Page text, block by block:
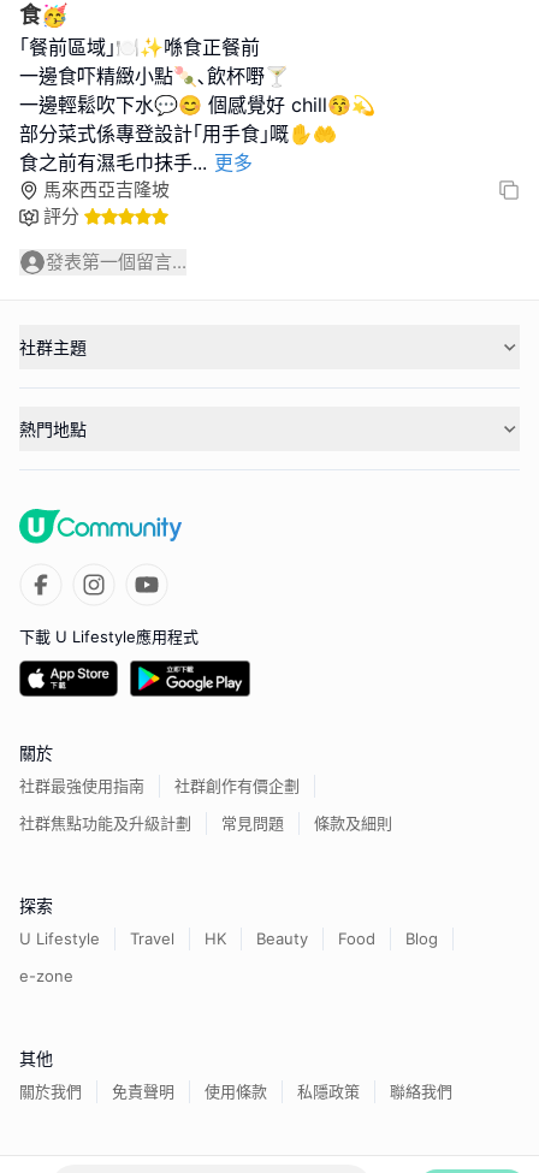
食🥳
｢餐前區域｣🍽️✨喺食正餐前
一邊食吓精緻小點🍡､飲杯嘢🍸
一邊輕鬆吹下水💬😊 個感覺好 chill😚💫
部分菜式係專登設計｢用手食｣嘅✋🤲
食之前有濕毛巾抹手... 更多
馬來西亞吉隆坡
評分
發表第一個留言...
社群主題
熱門地點
下載 U Lifestyle應用程式
關於
社群最強使用指南
社群創作有價企劃
社群焦點功能及升級計劃
常見問題 條款及細則
探索
U Lifestyle Travel HK Beauty Food
Blog
e-zone
其他
關於我們 免責聲明 使用條款 私隱政策 聯絡我們